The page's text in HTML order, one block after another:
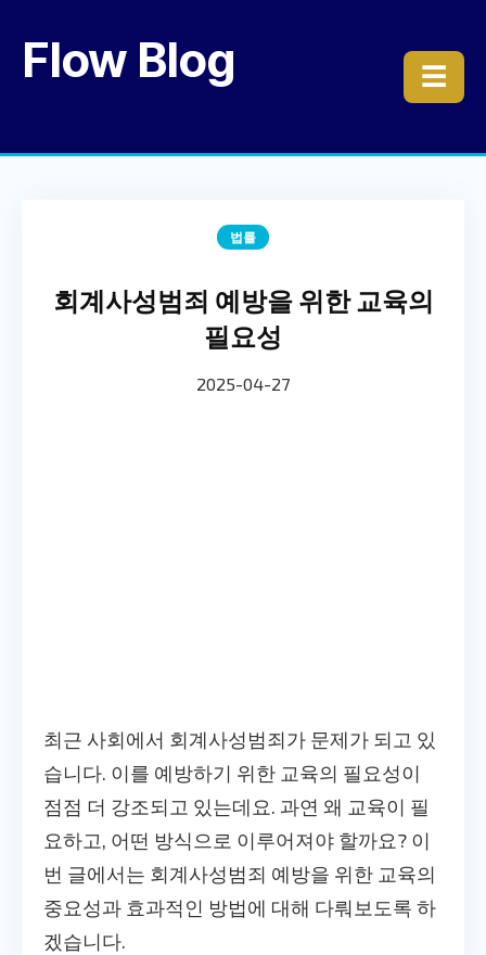
Flow Blog ☰
법률
회계사성범죄 예방을 위한 교육의
필요성
2025-04-27
최근 사회에서 회계사성범죄가 문제가 되고 있
습니다. 이를 예방하기 위한 교육의 필요성이
점점 더 강조되고 있는데요. 과연 왜 교육이 필
요하고, 어떤 방식으로 이루어져야 할까요? 이
번 글에서는 회계사성범죄 예방을 위한 교육의
중요성과 효과적인 방법에 대해 다뤄보도록 하
겠습니다.